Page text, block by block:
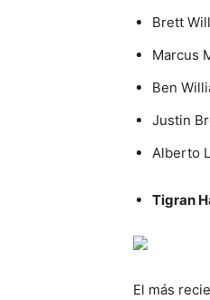
Brett
Marcus
Ben
Justin
Alberto
Tigran
El más